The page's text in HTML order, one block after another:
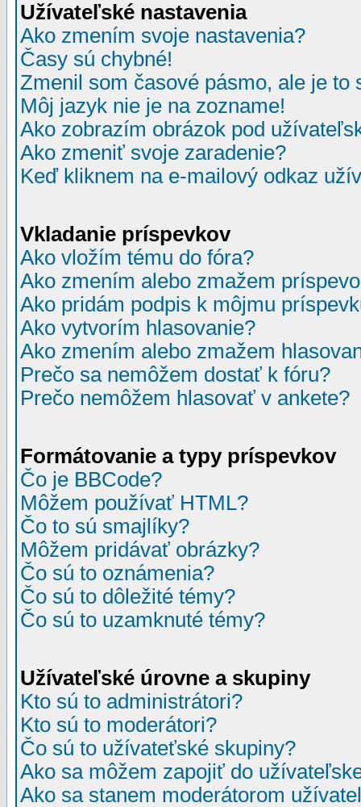
Užívateľské nastavenia
Ako zmením svoje nastavenia?
Časy sú chybné!
Zmenil som časové pásmo, ale je to
Môj jazyk nie je na zozname!
Ako zobrazím obrázok pod
Ako zmeniť svoje zaradenie?
Keď kliknem na e-mailový odkaz
Vkladanie príspevkov
Ako vložím tému do fóra?
Ako zmením alebo zmažem
Ako pridám podpis k môjmu
Ako vytvorím hlasovanie?
Ako zmením alebo zmažem
Prečo sa nemôžem dostať k fóru?
Prečo nemôžem hlasovať v ankete?
Formátovanie a typy príspevkov
Čo je BBCode?
Môžem používať HTML?
Čo to sú smajlíky?
Môžem pridávať obrázky?
Čo sú to oznámenia?
Čo sú to dôležité témy?
Čo sú to uzamknuté témy?
Užívateľské úrovne a skupiny
Kto sú to administrátori?
Kto sú to moderátori?
Čo sú to užívateťské skupiny?
Ako sa môžem zapojiť do
Ako sa stanem moderátorom